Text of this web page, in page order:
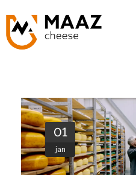
Onze kennis
De keten
01
jan